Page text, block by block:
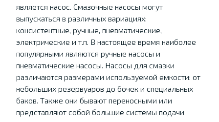
является насос. Смазочные насосы могут
выпускаться в различных вариациях:
консистентные, ручные, пневматические,
электрические и т.п. В настоящее время наиболее
популярными являются ручные насосы и
пневматические насосы. Насосы для смазки
различаются размерами используемой емкости: от
небольших резервуаров до бочек и специальных
баков. Также они бывают переносными или
представляют собой большие системы подачи